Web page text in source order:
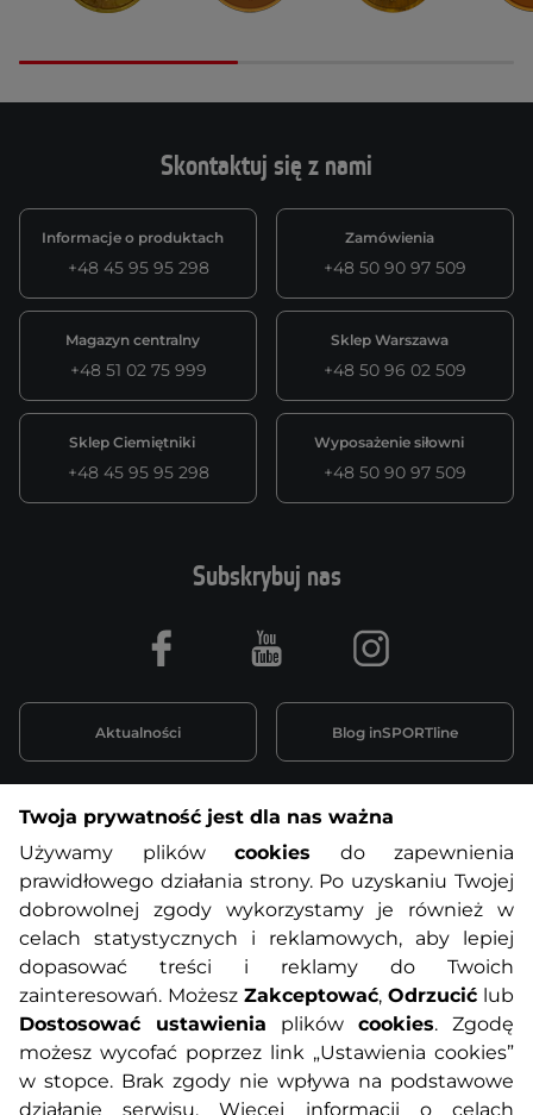
Skontaktuj się z nami
Informacje o produktach
+48 45 95 95 298
Zamówienia
+48 50 90 97 509
Magazyn centralny
+48 51 02 75 999
Sklep Warszawa
+48 50 96 02 509
Sklep Ciemiętniki
+48 45 95 95 298
Wyposażenie siłowni
+48 50 90 97 509
Informacje o zakupach
O nas Regulamin sklepu
Polityka prywatności Koszty przesyłek
Metody płatności Program lojalnościowy
Subskrybuj nas
Aktualności Blog inSPORTline
Facebook Youtube Instagram
Twoja prywatność jest dla nas ważna
Używamy plików cookies do zapewnienia
prawidłowego działania strony. Po uzyskaniu Twojej
dobrowolnej zgody wykorzystamy je również w
celach statystycznych i reklamowych, aby lepiej
dopasować treści i reklamy do Twoich
zainteresowań. Możesz Zakceptować, Odrzucić lub
Dostosować ustawienia plików cookies. Zgodę
możesz wycofać poprzez link „Ustawienia cookies”
w stopce. Brak zgody nie wpływa na podstawowe
działanie serwisu. Więcej informacji o celach